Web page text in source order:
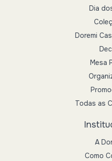
Dia
Doremi
Mesa
Todas as
A
Como